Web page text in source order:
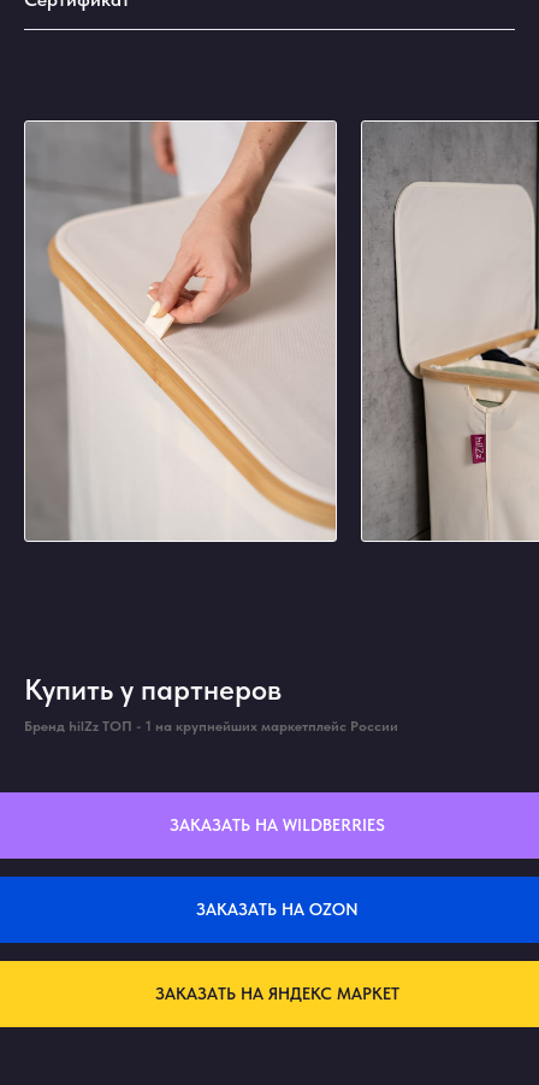
Купить у партнеров
Бренд hilZz ТОП - 1 на крупнейших маркетплейс России
ЗАКАЗАТЬ НА WILDBERRIES
ЗАКАЗАТЬ НА OZON
ЗАКАЗАТЬ НА ЯНДЕКС МАРКЕТ